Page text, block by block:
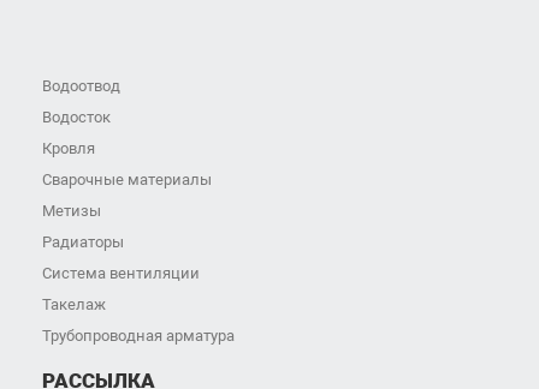
Водоотвод
Водосток
Кровля
Сварочные материалы
Метизы
Радиаторы
Система вентиляции
Такелаж
Трубопроводная арматура
РАССЫЛКА